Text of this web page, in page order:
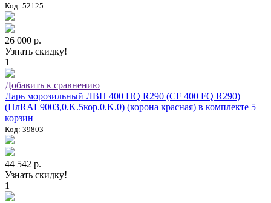
Код: 52125
26 000 р.
Узнать скидку!
1
Добавить к сравнению
Ларь морозильный ЛВН 400 ПQ R290 (СF 400 FQ R290)
(ПлRAL9003,0.K.5кор.0.K.0) (корона красная) в комплекте 5
корзин
Код: 39803
44 542 р.
Узнать скидку!
1